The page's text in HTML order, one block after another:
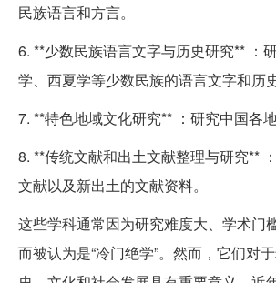
民族语言和方言。
6. **少数民族语言文字与历史研究** ：
学、西夏学等少数民族的语言文字和历史
7. **特色地域文化研究** ：研究中国各
8. **传统文献和出土文献整理与研究**
文献以及新出土的文献资料。
这些学科通常因为研究难度大、学术门
而被认为是“冷门绝学”。然而，它们对